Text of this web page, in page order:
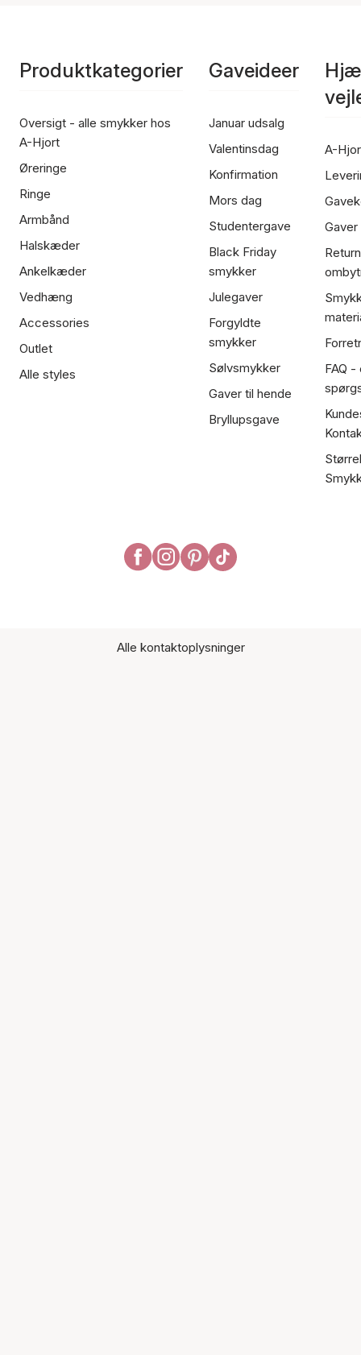
Produktkategorier
Oversigt - alle smykker hos
A-Hjort
Øreringe
Ringe
Armbånd
Halskæder
Ankelkæder
Vedhæng
Accessories
Outlet
Alle styles
Gaveideer
Januar udsalg
Valentinsdag
Konfirmation
Mors dag
Studentergave
Black Friday
smykker
Julegaver
Forgyldte
smykker
Sølvsmykker
Gaver til hende
Bryllupsgave
A-
FAQ
Alle kontaktoplysninger